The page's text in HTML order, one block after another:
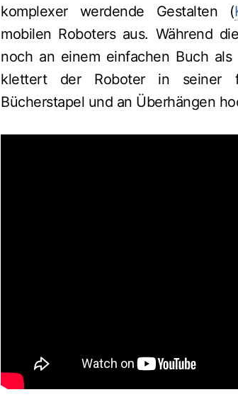
komplexer werdende Gestalten (
mobilen Roboters aus. Während
noch an einem einfachen Buch als
klettert der Roboter in seiner
Bücherstapel und an Überhängen